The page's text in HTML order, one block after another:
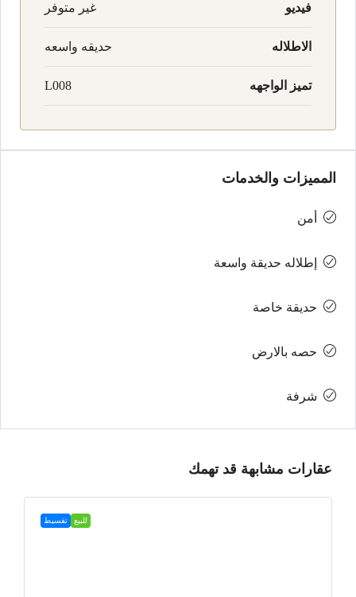
فيديو غير متوفر
الاطلاله حديقه واسعه
تميز الواجهه L008
المميزات والخدمات
أمن
إطلاله حديقة واسعة
حديقة خاصة
حصه بالارض
شرفة
عقارات مشابهة قد تهمك
للبيع تقسيط